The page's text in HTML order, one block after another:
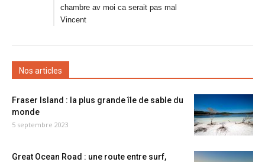
chambre av moi ca serait pas mal
Vincent
Nos articles
Fraser Island : la plus grande île de sable du
monde
5 septembre 2023
Great Ocean Road : une route entre surf,